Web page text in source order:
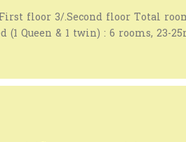
floor 3/.Second floor Total
Queen & 1 twin) : 6 rooms, 23-
765 📲010 312 289 📩